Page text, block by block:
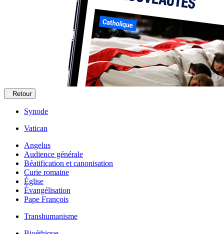
Retour
Synode
Vatican
Angelus
Audience générale
Béatification et canonisation
Curie romaine
Église
Évangélisation
Pape François
Transhumanisme